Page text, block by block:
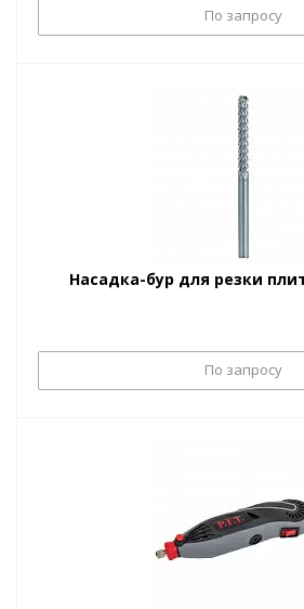
По запросу
Насадка-бур для резки
По запросу